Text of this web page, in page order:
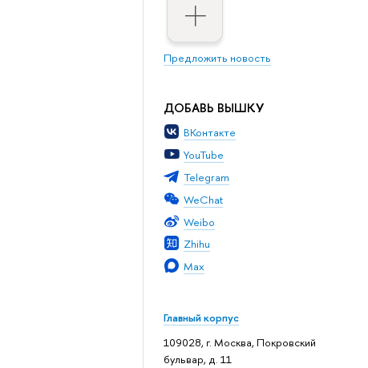
Предложить новость
ДОБАВЬ ВЫШКУ
ВКонтакте
YouTube
Telegram
WeChat
Weibo
Zhihu
Max
Главный корпус
109028, г. Москва, Покровский
бульвар, д. 11